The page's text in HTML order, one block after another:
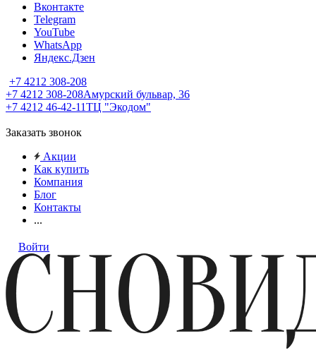
Вконтакте
Telegram
YouTube
WhatsApp
Яндекс.Дзен
+7 4212 308-208
+7 4212 308-208Амурский бульвар, 36
+7 4212 46-42-11ТЦ "Экодом"
Заказать звонок
Акции
Как купить
Компания
Блог
Контакты
...
Войти